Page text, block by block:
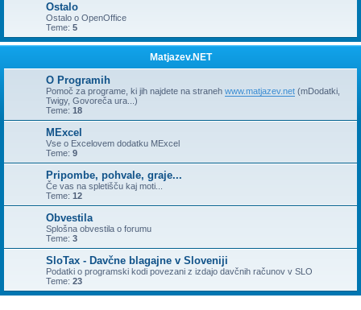
Ostalo
Ostalo o OpenOffice
Teme: 5
Matjazev.NET
O Programih
Pomoč za programe, ki jih najdete na straneh www.matjazev.net (mDodatki,
Twigy, Govoreča ura...)
Teme: 18
MExcel
Vse o Excelovem dodatku MExcel
Teme: 9
Pripombe, pohvale, graje...
Če vas na spletišču kaj moti...
Teme: 12
Obvestila
Splošna obvestila o forumu
Teme: 3
SloTax - Davčne blagajne v Sloveniji
Podatki o programski kodi povezani z izdajo davčnih računov v SLO
Teme: 23